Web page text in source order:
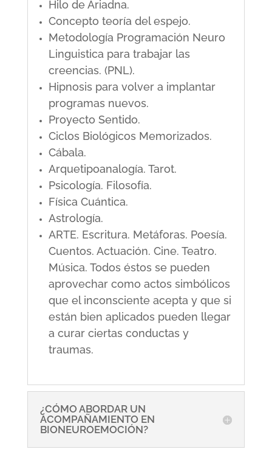
Hilo de Ariadna.
Concepto teoría del espejo.
Metodología Programación Neuro
Linguistica para trabajar las
creencias. (PNL).
Hipnosis para volver a implantar
programas nuevos.
Proyecto Sentido.
Ciclos Biológicos Memorizados.
Cábala.
Arquetipoanalogía. Tarot.
Psicología. Filosofía.
Física Cuántica.
Astrología.
ARTE. Escritura. Metáforas. Poesía.
Cuentos. Actuación. Cine. Teatro.
Música. Todos éstos se pueden
aprovechar como actos simbólicos
que el inconsciente acepta y que si
están bien aplicados pueden llegar
a curar ciertas conductas y
traumas.
¿CÓMO ABORDAR UN
ACOMPAÑAMIENTO EN
BIONEUROEMOCIÓN?